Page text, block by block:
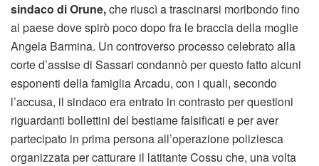
sindaco di Orune,che riuscì a trascinarsi moribondo fino
al paese dove spirò poco dopo fra le braccia della moglie
Angela Barmina. Un controverso processo celebrato alla
corte d’assise di Sassari condannò per questo fatto alcuni
esponenti della famiglia Arcadu, con i quali, secondo
l’accusa, il sindaco era entrato in contrasto per questioni
riguardanti bollettini del bestiame falsificati e per aver
partecipato in prima persona all’operazione poliziesca
organizzata per catturare il latitante Cossu che, una volta